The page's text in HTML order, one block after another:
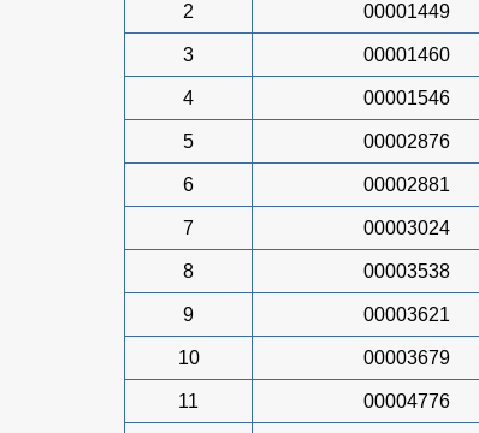
2 00001449
3 00001460
4 00001546
5 00002876
6 00002881
7 00003024
8 00003538
9 00003621
10 00003679
11 00004776